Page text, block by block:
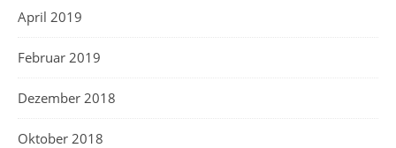
April 2019
Februar 2019
Dezember 2018
Oktober 2018